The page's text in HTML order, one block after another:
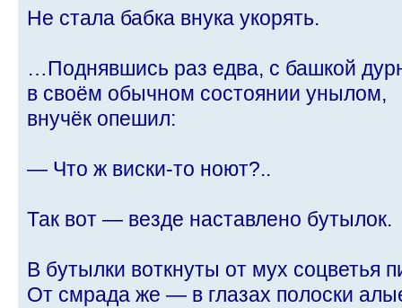
Не стала бабка внука укорять.
…Поднявшись раз едва, с башкой
в своём обычном состоянии унылом,
внучёк опешил:
— Что ж виски-то ноют?..
Так вот — везде наставлено бутылок.
В бутылки воткнуты от мух соцветья
От смрада же — в глазах полоски